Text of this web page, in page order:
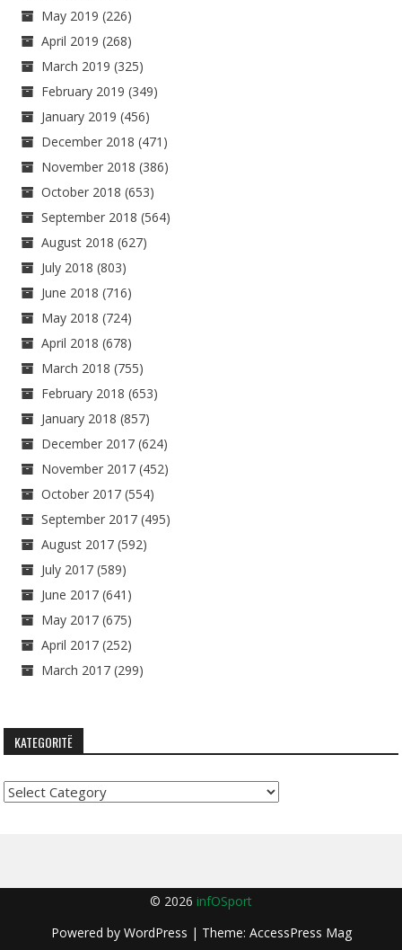
May 2019 (226)
April 2019 (268)
March 2019 (325)
February 2019 (349)
January 2019 (456)
December 2018 (471)
November 2018 (386)
October 2018 (653)
September 2018 (564)
August 2018 (627)
July 2018 (803)
June 2018 (716)
May 2018 (724)
April 2018 (678)
March 2018 (755)
February 2018 (653)
January 2018 (857)
December 2017 (624)
November 2017 (452)
October 2017 (554)
September 2017 (495)
August 2017 (592)
July 2017 (589)
June 2017 (641)
May 2017 (675)
April 2017 (252)
March 2017 (299)
KATEGORITË
Kategoritë
© 2026 infOSport
Powered by WordPress | Theme: AccessPress Mag